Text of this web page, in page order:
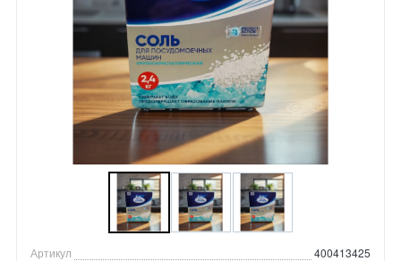
Артикул
400413425